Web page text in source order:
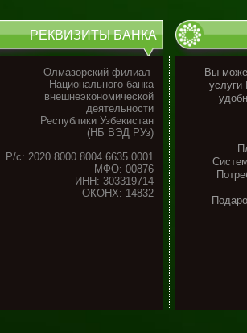
РЕКВИЗИТЫ БАНКА
Олмазорский филиал
Национального банка
внешнеэкономической
деятельности
Республики Узбекистан
(НБ ВЭД РУз)
Р/с: 2020 8000 8004 6635 0001
МФО: 00876
ИНН: 303319714
ОКОНХ: 14832
Вы